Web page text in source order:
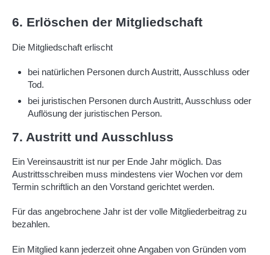
6. Erlöschen der Mitgliedschaft
Die Mitgliedschaft erlischt
bei natürlichen Personen durch Austritt, Ausschluss oder
Tod.
bei juristischen Personen durch Austritt, Ausschluss oder
Auflösung der juristischen Person.
7. Austritt und Ausschluss
Ein Vereinsaustritt ist nur per Ende Jahr möglich. Das
Austrittsschreiben muss mindestens vier Wochen vor dem
Termin schriftlich an den Vorstand gerichtet werden.
Für das angebrochene Jahr ist der volle Mitgliederbeitrag zu
bezahlen.
Ein Mitglied kann jederzeit ohne Angaben von Gründen vom